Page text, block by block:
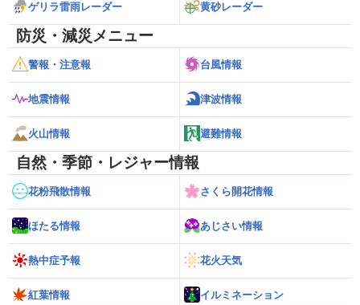
ゲリラ雷雨レーダー 黄砂レーダー
防災・減災メニュー
警報・注意報 台風情報
地震情報 津波情報
火山情報 避難情報
自然・季節・レジャー情報
花粉飛散情報 さくら開花情報
ほたる情報 あじさい情報
熱中症予報 花火天気
紅葉情報 イルミネーション